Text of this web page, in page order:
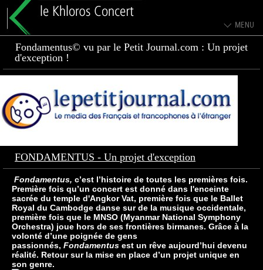
Fondamentus© vu par le Petit Journal.com : Un projet
d'exception !
FONDAMENTUS - Un projet d'exception
Fondamentus, c’est l’histoire de toutes les premières fois.
Première fois qu’un concert est donné dans l'enceinte
sacrée du temple d'Angkor Vat, première fois que le Ballet
Royal du Cambodge danse sur de la musique occidentale,
première fois que le MNSO (Myanmar National Symphony
Orchestra) joue hors de ses frontières birmanes. Grâce à la
volonté d’une poignée de gens
passionnés, Fondamentus est un rêve aujourd’hui devenu
réalité. Retour sur la mise en place d’un projet unique en
son genre.